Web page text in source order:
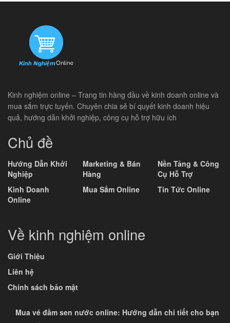
Kinh nghiệm online – Trang tin hàng đầu về kinh doanh online và
mua sắm trực tuyến. Chuyên chia sẻ bí quyết kinh doanh hiệu
quả, hướng dẫn khởi nghiệp, công cụ hỗ trợ hữu ích
Chủ đề
Hướng Dẫn Khởi
Nghiệp
Kinh Doanh
Online
Marketing & Bán
Hàng
Mua Sắm Online
Nền Tảng & Công
Cụ Hỗ Trợ
Tin Tức Online
Về kinh nghiệm online
Giới Thiệu
Liên hệ
Chính sách bảo mật
Mua vé đầm sen nước online: Hướng dẫn chi tiết cho bạn